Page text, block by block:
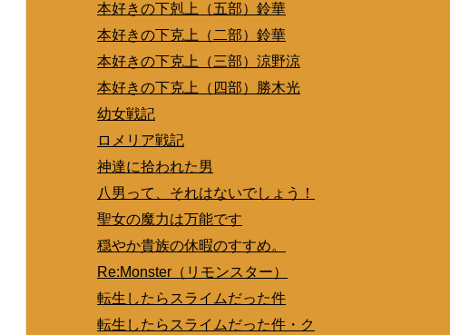
本好きの下剋上（五部）鈴華
本好きの下克上（二部）鈴華
本好きの下克上（三部）涼野涼
本好きの下克上（四部）勝木光
幼女戦記
ロメリア戦記
神達に拾われた男
八男って、それはないでしょう！
聖女の魔力は万能です
穏やか貴族の休暇のすすめ。
Re:Monster（リモンスター）
転生したらスライムだった件
転生したらスライムだった件・ク